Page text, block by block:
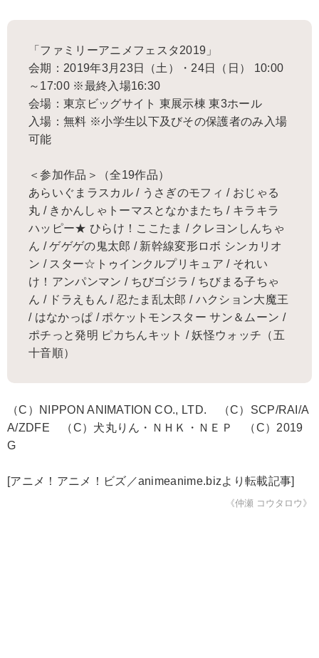
「ファミリーアニメフェスタ2019」
会期：2019年3月23日（土）・24日（日） 10:00
～17:00 ※最終入場16:30
会場：東京ビッグサイト 東展示棟 東3ホール
入場：無料 ※小学生以下及びその保護者のみ入場
可能
＜参加作品＞（全19作品）
あらいぐまラスカル / うさぎのモフィ / おじゃる
丸 / きかんしゃトーマスとなかまたち / キラキラ
ハッピー★ ひらけ！ここたま / クレヨンしんちゃ
ん / ゲゲゲの鬼太郎 / 新幹線変形ロボ シンカリオ
ン / スター☆トゥインクルプリキュア / それい
け！アンパンマン / ちびゴジラ / ちびまる子ちゃ
ん / ドラえもん / 忍たま乱太郎 / ハクション大魔王
/ はなかっぱ / ポケットモンスター サン＆ムーン /
ポチっと発明 ピカちんキット / 妖怪ウォッチ（五
十音順）
（C）NIPPON ANIMATION CO., LTD. （C）SCP/RAI/A
A/ZDFE （C）犬丸りん・ＮＨＫ・ＮＥＰ （C）2019
G
[アニメ！アニメ！ビズ／animeanime.bizより転載記事]
《仲瀬 コウタロウ》